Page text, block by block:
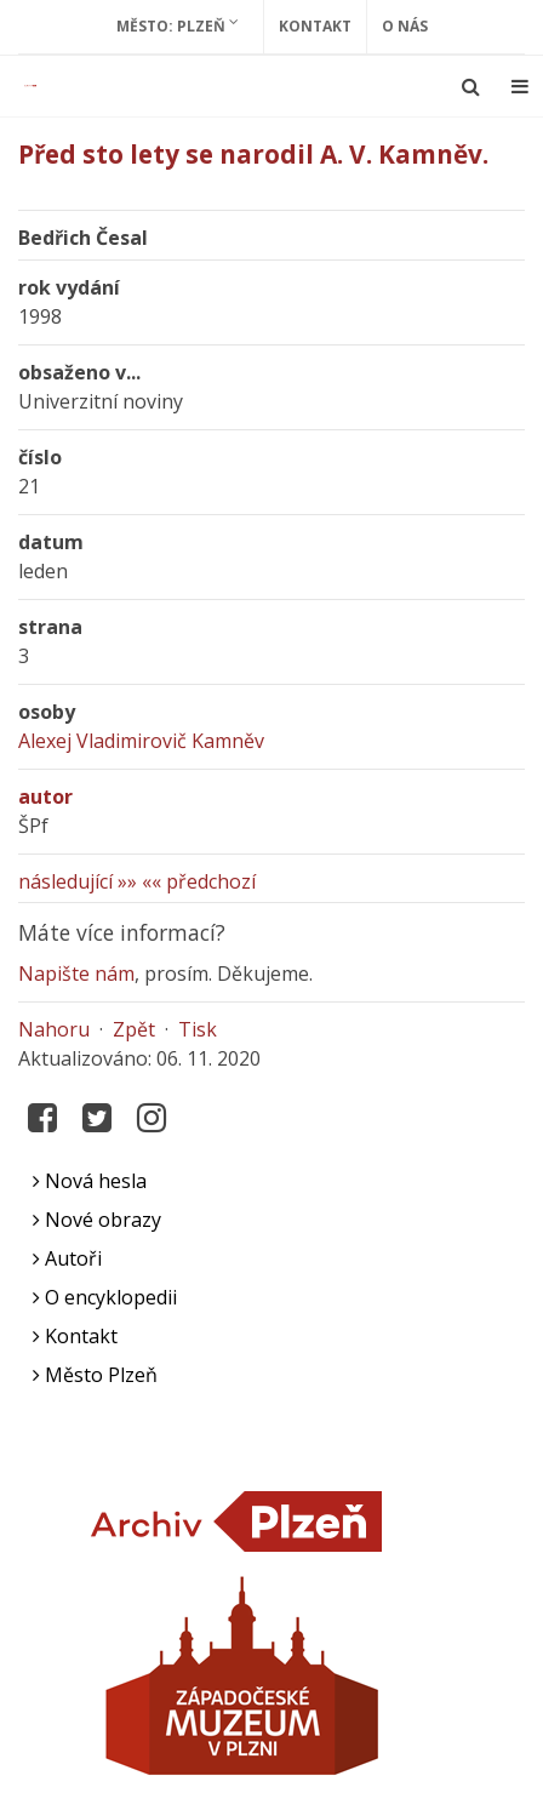
MĚSTO: PLZEŇ KONTAKT O NÁS
Před sto lety se narodil A. V. Kamněv.
Bedřich Česal
rok vydání
1998
obsaženo v...
Univerzitní noviny
číslo
21
datum
leden
strana
3
osoby
Alexej Vladimirovič Kamněv
autor
ŠPf
následující »» «« předchozí
Máte více informací?
Napište nám, prosím. Děkujeme.
Nahoru · Zpět · Tisk
Aktualizováno: 06. 11. 2020
Nová hesla
Nové obrazy
Autoři
O encyklopedii
Kontakt
Město Plzeň